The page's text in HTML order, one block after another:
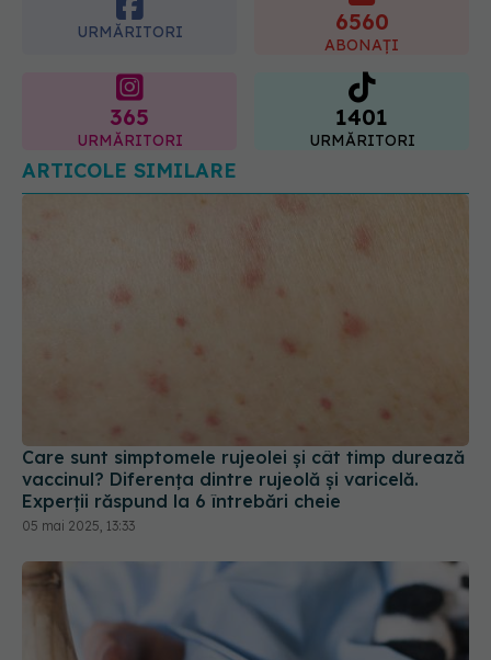
URMĂRITORI
1401
URMĂRITORI
ARTICOLE SIMILARE
Care sunt simptomele rujeolei și cât timp durează
vaccinul? Diferența dintre rujeolă și varicelă.
Experții răspund la 6 întrebări cheie
05 mai 2025, 13:33